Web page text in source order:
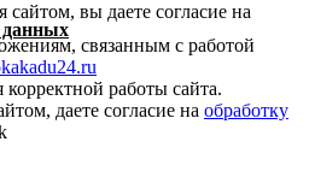
сайтом, вы даете согласие на
данных
связанным с работой
работы сайта.
даете согласие на обработку